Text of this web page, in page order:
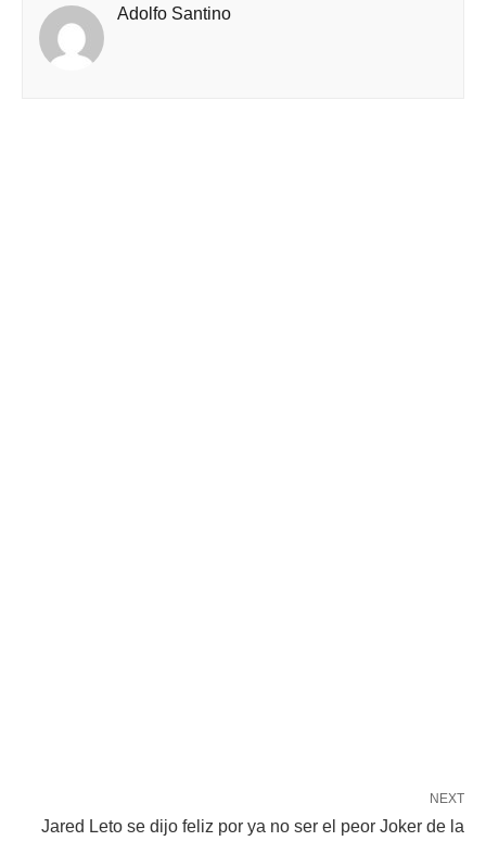
Adolfo Santino
NEXT
Jared Leto se dijo feliz por ya no ser el peor Joker de la